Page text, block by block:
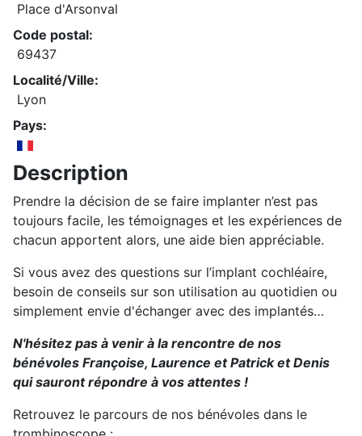
Place d'Arsonval
Code postal:
69437
Localité/Ville:
Lyon
Pays:
Description
Prendre la décision de se faire implanter n’est pas
toujours facile, les témoignages et les expériences de
chacun apportent alors, une aide bien appréciable.
Si vous avez des questions sur l’implant cochléaire,
besoin de conseils sur son utilisation au quotidien ou
simplement envie d'échanger avec des implantés…
N'hésitez pas à venir à la rencontre de nos
bénévoles Françoise, Laurence et Patrick et Denis
qui sauront répondre à vos attentes !
Retrouvez le parcours de nos bénévoles dans le